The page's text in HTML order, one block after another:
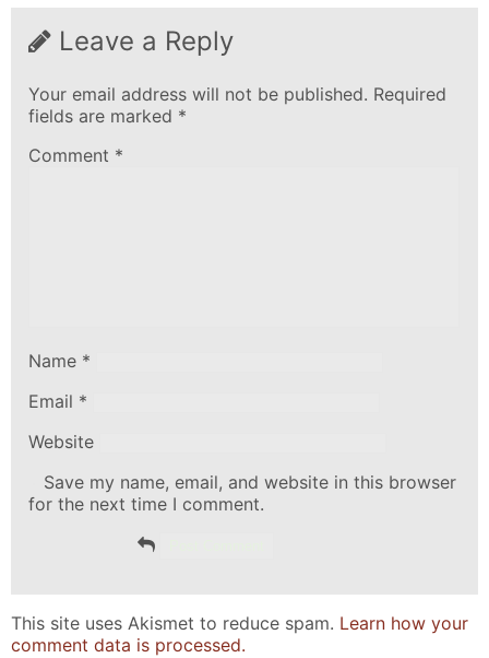
Leave a Reply
Your email address will not be published. Required
fields are marked *
Comment *
Name *
Email *
Website
Save my name, email, and website in this browser
for the next time I comment.
This site uses Akismet to reduce spam. Learn how your
comment data is processed.